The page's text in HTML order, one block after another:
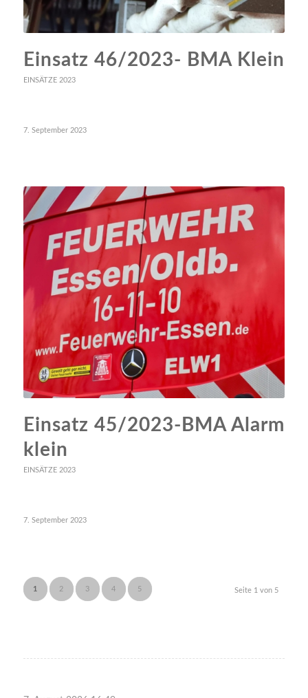
Einsatz 46/2023- BMA Klein
EINSÄTZE 2023
7. September 2023
Einsatz 45/2023-BMA Alarm
klein
EINSÄTZE 2023
7. September 2023
Seite 1 von 5
1 2 3 4 5